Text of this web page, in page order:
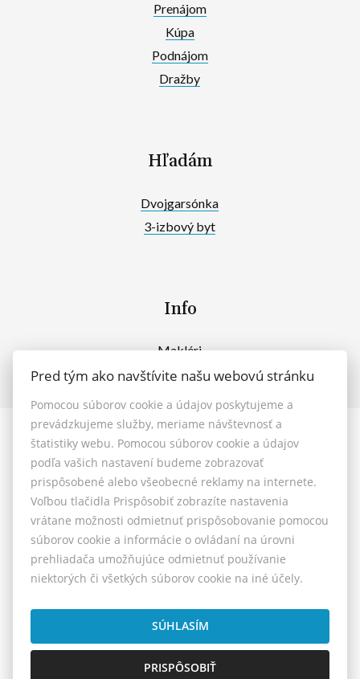
Prenájom
Kúpa
Podnájom
Dražby
Hľadám
Dvojgarsónka
3-izbový byt
Info
Makléri
Napíšte nám
Kontakt
© 2026 - MAXFIN REAL s.r.o.
Vašinova 125/61, Nitra 949 01, E-mail: reality@maxfinreal.sk
Nastavenie cookies
Všeobecné podmienky sprostredkovania
Reklamačný poriadok
Etický kódex
Pred tým ako navštívite našu webovú stránku
Pomocou súborov cookie a údajov poskytujeme a
prevádzkujeme služby, meriame návštevnosť a
štatistiky webu. Pomocou súborov cookie a údajov
podľa vašich nastavení budeme zobrazovať
prispôsobené alebo všeobecné reklamy na internete.
Voľbou tlačidla Prispôsobiť zobrazíte nastavenia
vrátane možnosti odmietnuť prispôsobovanie pomocou
súborov cookie a informácie o ovládaní na úrovni
prehliadača umožňujúce odmietnuť používanie
niektorých či všetkých súborov cookie na iné účely.
SÚHLASÍM
PRISPÔSOBIŤ